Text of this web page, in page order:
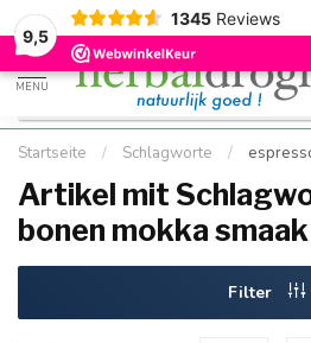
9,5
1345 Reviews
Kostenloser DE-Versand ab
Schnell geliefert
MENU
Startseite / Schlagworte /
Artikel mit
bonen mokka smaak
Filter